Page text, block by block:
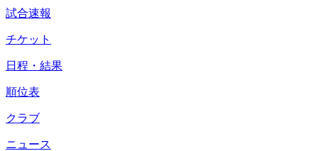
試合速報
チケット
日程・結果
順位表
クラブ
ニュース